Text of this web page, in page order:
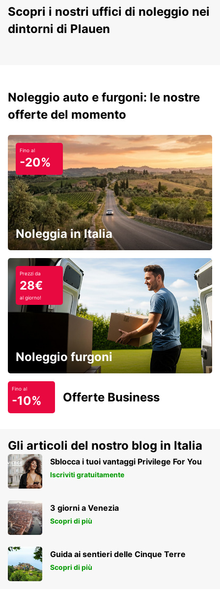
Scopri i nostri uffici di noleggio nei
dintorni di Plauen
Noleggio auto e furgoni: le nostre
offerte del momento
Fino al
-20%
Noleggia in Italia
Prezzi da
28€
al giorno!
Noleggio furgoni
Fino al
-10% Offerte Business
Gli articoli del nostro blog in Italia
Sblocca i tuoi vantaggi Privilege For You
Iscriviti gratuitamente
3 giorni a Venezia
Scopri di più
Guida ai sentieri delle Cinque Terre
Scopri di più